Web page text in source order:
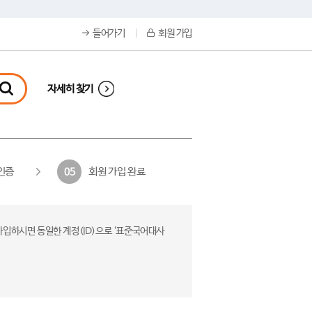
들어가기 회원 가입
자세히 찾기
증 05 회원 가입 완료
하시면 동일한 계정(ID)으로 ‘표준국어대사